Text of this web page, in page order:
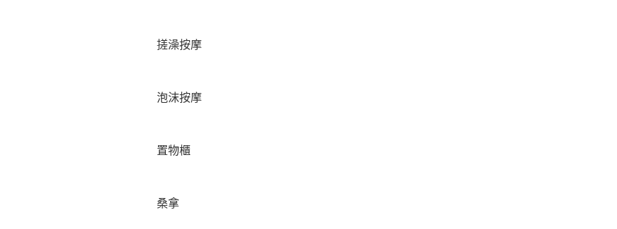
搓澡按摩
泡沫按摩
置物櫃
桑拿